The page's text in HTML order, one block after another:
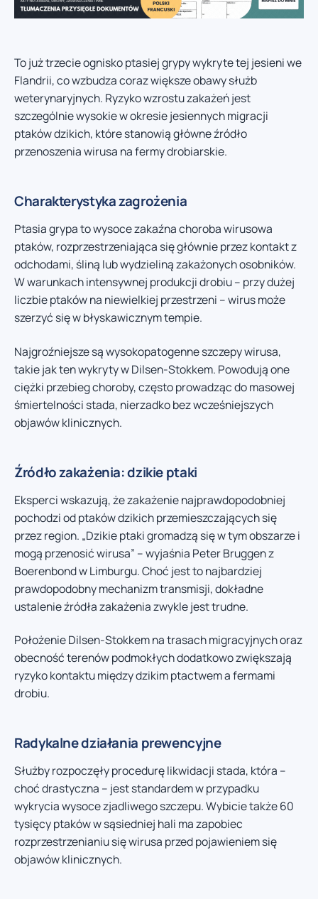
To już trzecie ognisko ptasiej grypy wykryte tej jesieni we
Flandrii, co wzbudza coraz większe obawy służb
weterynaryjnych. Ryzyko wzrostu zakażeń jest
szczególnie wysokie w okresie jesiennych migracji
ptaków dzikich, które stanowią główne źródło
przenoszenia wirusa na fermy drobiarskie.
Charakterystyka zagrożenia
Ptasia grypa to wysoce zakaźna choroba wirusowa
ptaków, rozprzestrzeniająca się głównie przez kontakt z
odchodami, śliną lub wydzieliną zakażonych osobników.
W warunkach intensywnej produkcji drobiu – przy dużej
liczbie ptaków na niewielkiej przestrzeni – wirus może
szerzyć się w błyskawicznym tempie.
Najgroźniejsze są wysokopatogenne szczepy wirusa,
takie jak ten wykryty w Dilsen-Stokkem. Powodują one
ciężki przebieg choroby, często prowadząc do masowej
śmiertelności stada, nierzadko bez wcześniejszych
objawów klinicznych.
Źródło zakażenia: dzikie ptaki
Eksperci wskazują, że zakażenie najprawdopodobniej
pochodzi od ptaków dzikich przemieszczających się
przez region. „Dzikie ptaki gromadzą się w tym obszarze i
mogą przenosić wirusa” – wyjaśnia Peter Bruggen z
Boerenbond w Limburgu. Choć jest to najbardziej
prawdopodobny mechanizm transmisji, dokładne
ustalenie źródła zakażenia zwykle jest trudne.
Położenie Dilsen-Stokkem na trasach migracyjnych oraz
obecność terenów podmokłych dodatkowo zwiększają
ryzyko kontaktu między dzikim ptactwem a fermami
drobiu.
Radykalne działania prewencyjne
Służby rozpoczęły procedurę likwidacji stada, która –
choć drastyczna – jest standardem w przypadku
wykrycia wysoce zjadliwego szczepu. Wybicie także 60
tysięcy ptaków w sąsiedniej hali ma zapobiec
rozprzestrzenianiu się wirusa przed pojawieniem się
objawów klinicznych.